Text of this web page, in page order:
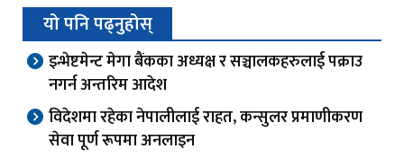
यो पनि पढ्नुहोस्
इन्भेष्टमेन्ट मेगा बैंकका अध्यक्ष र सञ्चालकहरुलाई पक्राउ
नगर्न अन्तरिम आदेश
विदेशमा रहेका नेपालीलाई राहत, कन्सुलर प्रमाणीकरण
सेवा पूर्ण रूपमा अनलाइन